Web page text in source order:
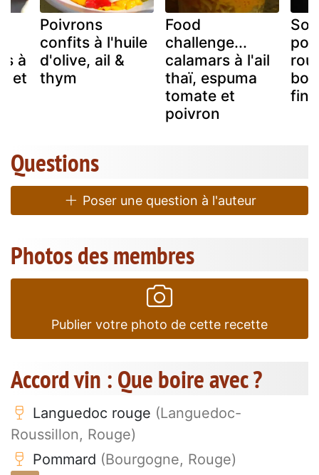
à
et
Poivrons
confits à l'huile
d'olive, ail &
thym
Food
challenge...
calamars à l'ail
thaï, espuma
tomate et
poivron
Questions
Poser une question à l'auteur
Photos des membres
Publier votre photo de cette recette
Accord vin : Que boire avec ?
Languedoc rouge (Languedoc-
Roussillon, Rouge)
Pommard (Bourgogne, Rouge)